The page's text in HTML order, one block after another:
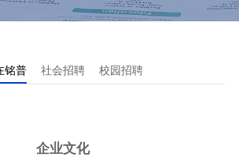
铭普 社会招聘 校园招聘
企业文化